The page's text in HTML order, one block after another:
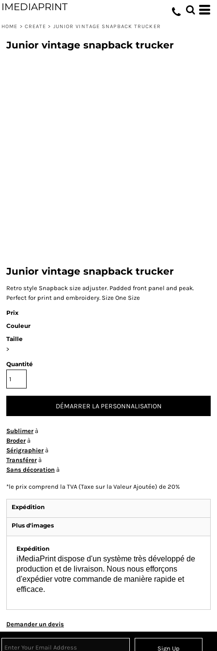
IMEDIAPRINT
HOME > CREATE > JUNIOR VINTAGE SNAPBACK TRUCKER
Junior vintage snapback trucker
Junior vintage snapback trucker
Retro style Snapback size adjuster. Padded front panel and peak.
Perfect for print and embroidery. Size One Size
Prix
Couleur
Taille
>
Quantité
DÉMARRER LA PERSONNALISATION
Sublimer à
Broder à
Sérigraphier à
Transférer à
Sans décoration à
*le prix comprend la TVA (Taxe sur la Valeur Ajoutée) de 20%
Expédition
Plus d'images
Expédition
iMediaPrint dispose d'un système très développé de
production et de livraison. Nous nous efforçons
d'expédier votre commande de manière rapide et
efficace.
Demander un devis
Sign Up